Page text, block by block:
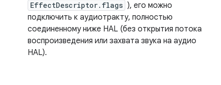
EffectDescriptor.flags ), его можно
подключить к аудиотракту, полностью
соединенному ниже HAL (без открытия потока
воспроизведения или захвата звука на аудио
HAL).